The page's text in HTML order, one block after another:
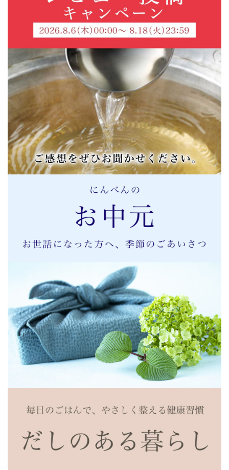
2021/08/08 11:16:09.402325 投稿者：ごんべん
★★★★★
美味しいと薦められたものの関東の黒いつゆは見た目が苦
手。ところが試してみたらもう手放せません。真っ黒にな
どならず、麺類はもちろん、和洋中何でも使っています。
お好み焼きの生地にも。家ご飯の味方、6本セットを買っ
て常にストックしています。
にんべんつゆの素
2021/08/10 10:15:08.08981 投稿者：チャコ
★★★★★
常時備えて使っています。
煮物、今の時期は素麺、冷麦にとても美味しいです。
2021/08/10 12:57:35.276586 投稿者：ゴルフ大好き
東京出身なので当地の甘口はあまり好きではありません
にんべんの味はホットします
近所のスーパーでは見かけないためにんべんのネットで購
入しています 今後もよろしくお願いいたします
我が家の必需品
2021/08/14 11:04:47.117596 投稿者：nonioba3
十数年愛用していますが、つゆの素は他社製品と違い一味
重宝させてもらっています。